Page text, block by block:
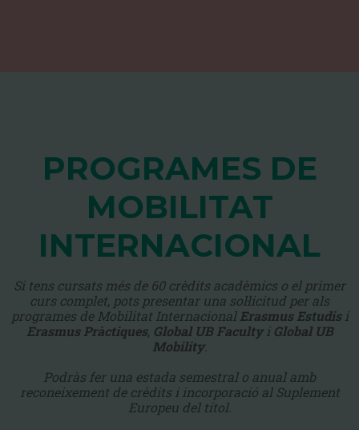
PROGRAMES DE
MOBILITAT
INTERNACIONAL
Si tens cursats més de 60 crèdits acadèmics o el primer
curs complet, pots presentar una sol·licitud per als
programes de Mobilitat Internacional Erasmus Estudisi
Erasmus Pràctiques, Global UB Facultyi Global UB
Mobility.
Podràs fer una estada semestral o anual amb
reconeixement de crèdits i incorporació al Suplement
Europeu del títol.